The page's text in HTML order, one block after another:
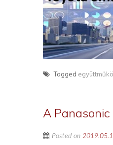
Tagged
A
Posted on